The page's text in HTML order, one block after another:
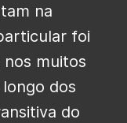
na
foi
nos muitos
dos
do